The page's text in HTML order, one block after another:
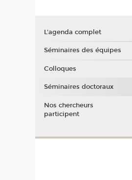
L'agenda complet
Séminaires des équipes
Colloques
Séminaires doctoraux
Nos chercheurs
participent